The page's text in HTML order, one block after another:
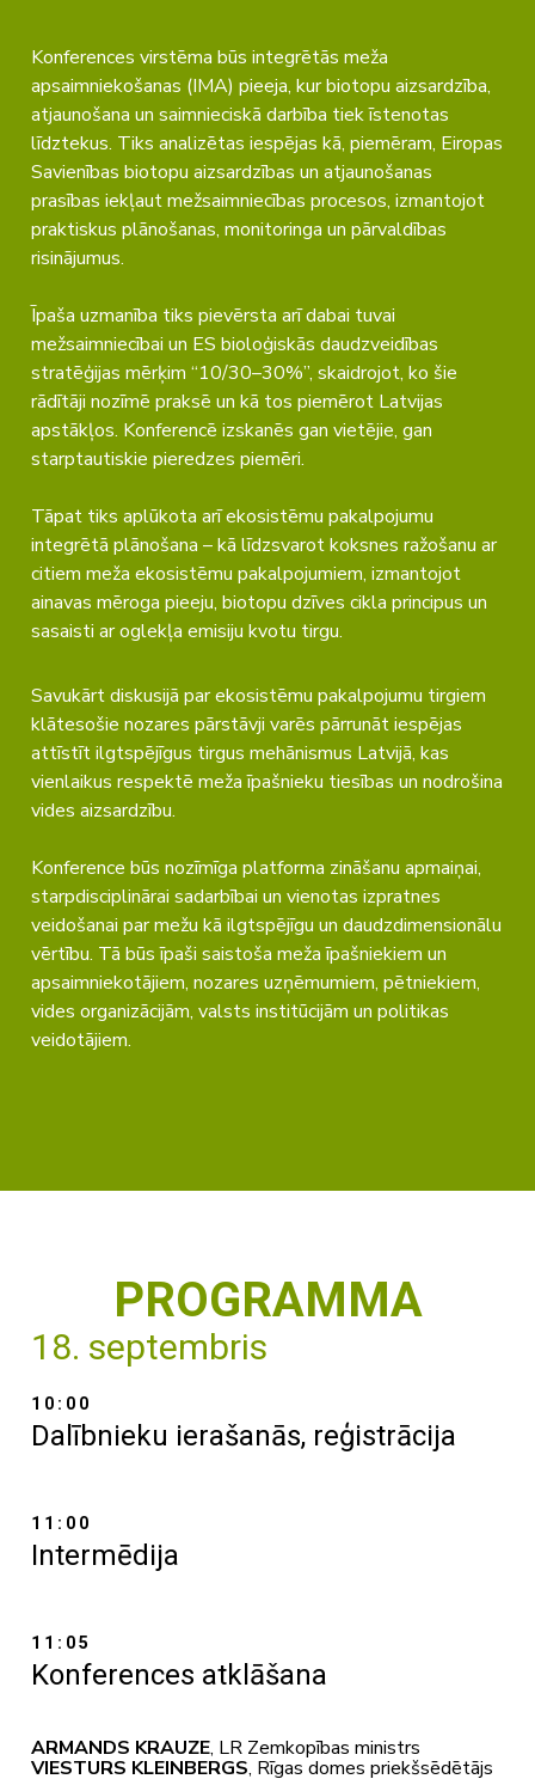
Konferences virstēma būs integrētās meža
apsaimniekošanas (IMA) pieeja, kur biotopu aizsardzība,
atjaunošana un saimnieciskā darbība tiek īstenotas
līdztekus. Tiks analizētas iespējas kā, piemēram, Eiropas
Savienības biotopu aizsardzības un atjaunošanas
prasības iekļaut mežsaimniecības procesos, izmantojot
praktiskus plānošanas, monitoringa un pārvaldības
risinājumus.
Īpaša uzmanība tiks pievērsta arī dabai tuvai
mežsaimniecībai un ES bioloģiskās daudzveidības
stratēģijas mērķim “10/30–30%”, skaidrojot, ko šie
rādītāji nozīmē praksē un kā tos piemērot Latvijas
apstākļos. Konferencē izskanēs gan vietējie, gan
starptautiskie pieredzes piemēri.
Tāpat tiks aplūkota arī ekosistēmu pakalpojumu
integrētā plānošana – kā līdzsvarot koksnes ražošanu ar
citiem meža ekosistēmu pakalpojumiem, izmantojot
ainavas mēroga pieeju, biotopu dzīves cikla principus un
sasaisti ar oglekļa emisiju kvotu tirgu.
Savukārt diskusijā par ekosistēmu pakalpojumu tirgiem
klātesošie nozares pārstāvji varēs pārrunāt iespējas
attīstīt ilgtspējīgus tirgus mehānismus Latvijā, kas
vienlaikus respektē meža īpašnieku tiesības un nodrošina
vides aizsardzību.
Konference būs nozīmīga platforma zināšanu apmaiņai,
starpdisciplinārai sadarbībai un vienotas izpratnes
veidošanai par mežu kā ilgtspējīgu un daudzdimensionālu
vērtību. Tā būs īpaši saistoša meža īpašniekiem un
apsaimniekotājiem, nozares uzņēmumiem, pētniekiem,
vides organizācijām, valsts institūcijām un politikas
veidotājiem.
PROGRAMMA
18. septembris
10:00
Dalībnieku ierašanās, reģistrācija
11:00
Intermēdija
11:05
Konferences atklāšana
ARMANDS KRAUZE, LR Zemkopības ministrs
VIESTURS KLEINBERGS, Rīgas domes priekšsēdētājs